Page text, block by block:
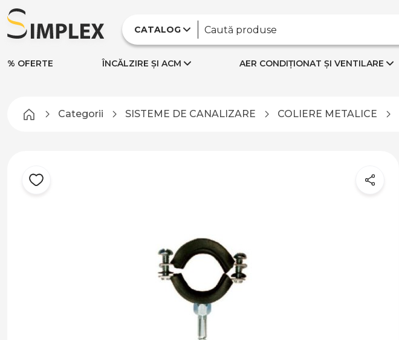
CATALOG
% OFERTE ÎNCĂLZIRE ȘI ACM AER CONDIȚIONAT ȘI VENTILARE
Categorii SISTEME DE CANALIZARE COLIERE METALICE